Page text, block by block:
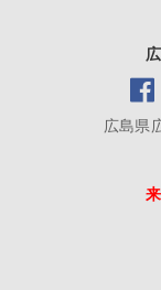
広島県